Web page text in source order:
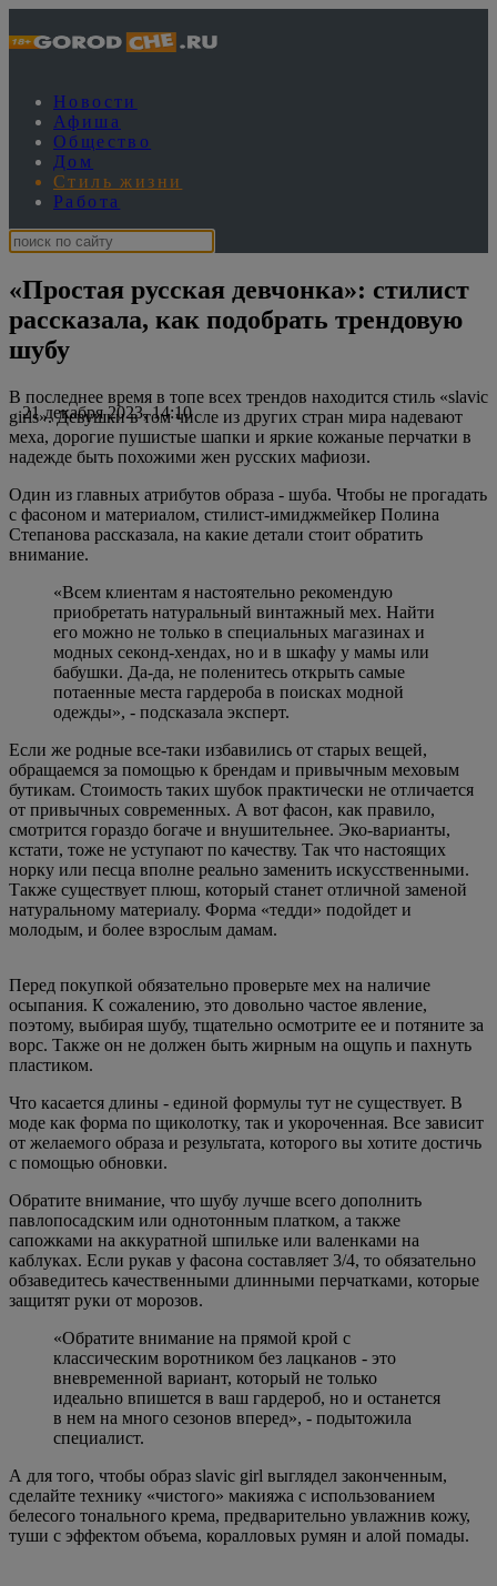
Новости
Афиша
Общество
Дом
Стиль жизни
Работа
«Простая русская девчонка»: стилист
рассказала, как подобрать трендовую
шубу
21 декабря 2023, 14:10
В последнее время в топе всех трендов находится стиль «slavic
girls». Девушки в том числе из других стран мира надевают
меха, дорогие пушистые шапки и яркие кожаные перчатки в
надежде быть похожими жен русских мафиози.
Один из главных атрибутов образа - шуба. Чтобы не прогадать
с фасоном и материалом, стилист-имиджмейкер Полина
Степанова рассказала, на какие детали стоит обратить
внимание.
«Всем клиентам я настоятельно рекомендую
приобретать натуральный винтажный мех. Найти
его можно не только в специальных магазинах и
модных секонд-хендах, но и в шкафу у мамы или
бабушки. Да-да, не поленитесь открыть самые
потаенные места гардероба в поисках модной
одежды», - подсказала эксперт.
Если же родные все-таки избавились от старых вещей,
обращаемся за помощью к брендам и привычным меховым
бутикам. Стоимость таких шубок практически не отличается
от привычных современных. А вот фасон, как правило,
смотрится гораздо богаче и внушительнее. Эко-варианты,
кстати, тоже не уступают по качеству. Так что настоящих
норку или песца вполне реально заменить искусственными.
Также существует плюш, который станет отличной заменой
натуральному материалу. Форма «тедди» подойдет и
молодым, и более взрослым дамам.
Перед покупкой обязательно проверьте мех на наличие
осыпания. К сожалению, это довольно частое явление,
поэтому, выбирая шубу, тщательно осмотрите ее и потяните за
ворс. Также он не должен быть жирным на ощупь и пахнуть
пластиком.
Что касается длины - единой формулы тут не существует. В
моде как форма по щиколотку, так и укороченная. Все зависит
от желаемого образа и результата, которого вы хотите достичь
с помощью обновки.
Обратите внимание, что шубу лучше всего дополнить
павлопосадским или однотонным платком, а также
сапожками на аккуратной шпильке или валенками на
каблуках. Если рукав у фасона составляет 3/4, то обязательно
обзаведитесь качественными длинными перчатками, которые
защитят руки от морозов.
«Обратите внимание на прямой крой с
классическим воротником без лацканов - это
вневременной вариант, который не только
идеально впишется в ваш гардероб, но и останется
в нем на много сезонов вперед», - подытожила
специалист.
А для того, чтобы образ slavic girl выглядел законченным,
сделайте технику «чистого» макияжа с использованием
белесого тонального крема, предварительно увлажнив кожу,
туши с эффектом объема, коралловых румян и алой помады.